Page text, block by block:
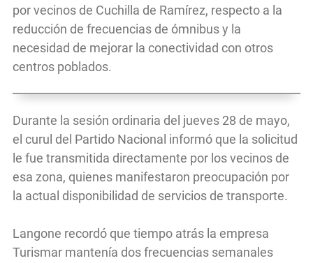
por vecinos de Cuchilla de Ramírez, respecto a la
reducción de frecuencias de ómnibus y la
necesidad de mejorar la conectividad con otros
centros poblados.
Durante la sesión ordinaria del jueves 28 de mayo,
el curul del Partido Nacional informó que la solicitud
le fue transmitida directamente por los vecinos de
esa zona, quienes manifestaron preocupación por
la actual disponibilidad de servicios de transporte.
Langone recordó que tiempo atrás la empresa
Turismar mantenía dos frecuencias semanales